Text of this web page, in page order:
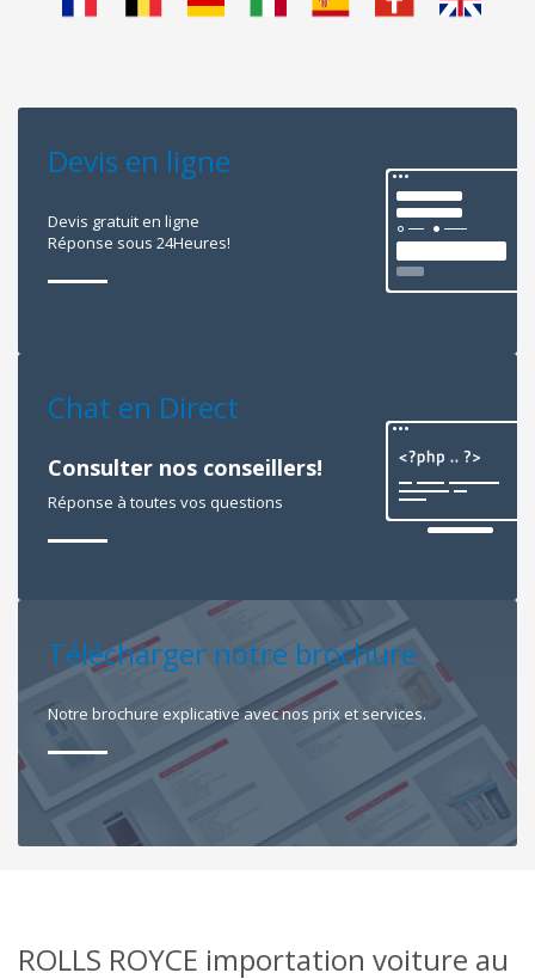
Devis en ligne
Devis gratuit en ligne
Réponse sous 24Heures!
Chat en Direct
Consulter nos conseillers!
Réponse à toutes vos questions
Télécharger notre brochure
Notre brochure explicative avec nos prix et services.
ROLLS ROYCE importation voiture au